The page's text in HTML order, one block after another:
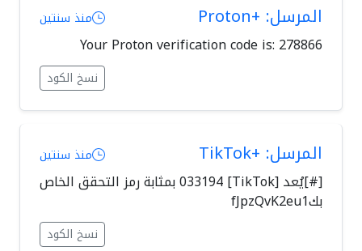
المرسل: +Proton منذ سنتين
Your Proton verification code is: 278866
نسخ الكود
المرسل: +TikTok منذ سنتين
[#]يُعد [TikTok] 033194 بمثابة رمز التحقق الخاص
بكfJpzQvK2eu1
نسخ الكود